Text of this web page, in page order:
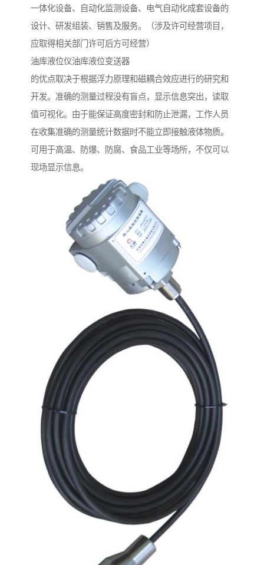
一体化设备、自动化监测设备、电气自动化成套设备的
设计、研发组装、销售及服务。（涉及许可经营项目，
应取得相关部门许可后方可经营）
油库液位仪油库液位变送器
的优点取决于根据浮力原理和磁耦合效应进行的研究和
开发。准确的测量过程没有盲点，显示信息突出，读取
值可视化。由于能保证高度密封和防止泄漏，工作人员
在收集准确的测量统计数据时不能立即接触液体物质。
可用于高温、防爆、防腐、食品工业等场所，不仅可以
现场显示信息。